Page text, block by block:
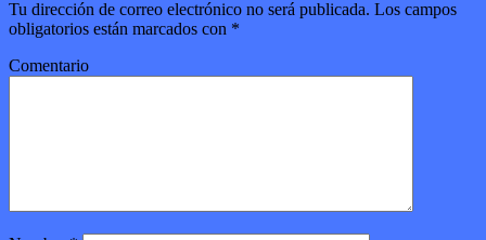
Tu dirección de correo electrónico no será publicada. Los campos
obligatorios están marcados con *
Comentario